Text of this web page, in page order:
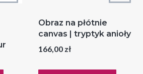
Obraz na płótnie
canvas | tryptyk anioły
Cena
166,00 zł